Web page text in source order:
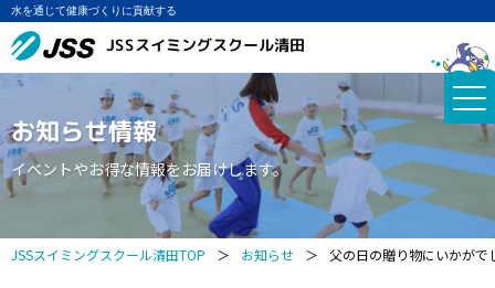
水を通じて健康づくりに貢献する
JSSスイミングスクール清田
お知らせ情報
イベントやお得な情報をお届けします。
JSSスイミングスクール清田TOP ＞ お知らせ ＞ 父の日の贈り物にいかがで